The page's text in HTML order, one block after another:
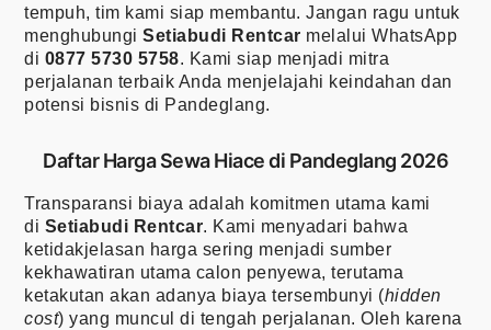
tempuh, tim kami siap membantu. Jangan ragu untuk
menghubungi Setiabudi Rentcar melalui WhatsApp
di 0877 5730 5758. Kami siap menjadi mitra
perjalanan terbaik Anda menjelajahi keindahan dan
potensi bisnis di Pandeglang.
Daftar Harga Sewa Hiace di Pandeglang 2026
Transparansi biaya adalah komitmen utama kami
di Setiabudi Rentcar. Kami menyadari bahwa
ketidakjelasan harga sering menjadi sumber
kekhawatiran utama calon penyewa, terutama
ketakutan akan adanya biaya tersembunyi (hidden
cost) yang muncul di tengah perjalanan. Oleh karena